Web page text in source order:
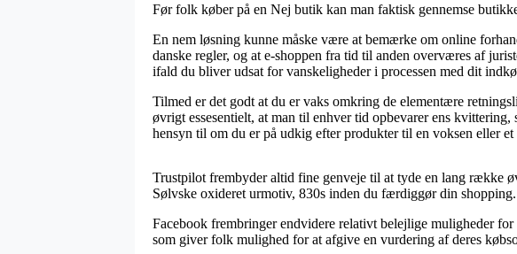
Før folk køber på en Nej butik kan man faktisk gennemse
En nem løsning kunne måske være at bemærke om online
danske regler, og at e-shoppen fra tid til anden overværes af
ifald du bliver udsat for vanskeligheder i processen med dit
Tilmed er det godt at du er vaks omkring de elementære
øvrigt essesentielt, at man til enhver tid opbevarer ens
hensyn til om du er på udkig efter produkter til en voksen eller et
Trustpilot frembyder altid fine genveje til at tyde en lang række
Sølvske oxideret urmotiv, 830s inden du færdiggør din shopping.
Facebook frembringer endvidere relativt belejlige muligheder
som giver folk mulighed for at afgive en vurdering af deres